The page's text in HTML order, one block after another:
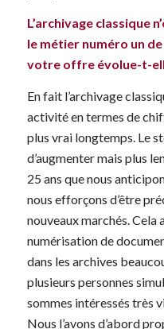
L’archivage classique
le métier numéro un
votre offre évolue-t-
En fait l’archivage
activité en termes de
plus vrai longtemps. Le
d’augmenter mais plus
25 ans que nous
nous efforçons d’être
nouveaux marchés. Cela
numérisation de
dans les archives
plusieurs personnes
sommes intéressés très
Nous l’avons d’abord